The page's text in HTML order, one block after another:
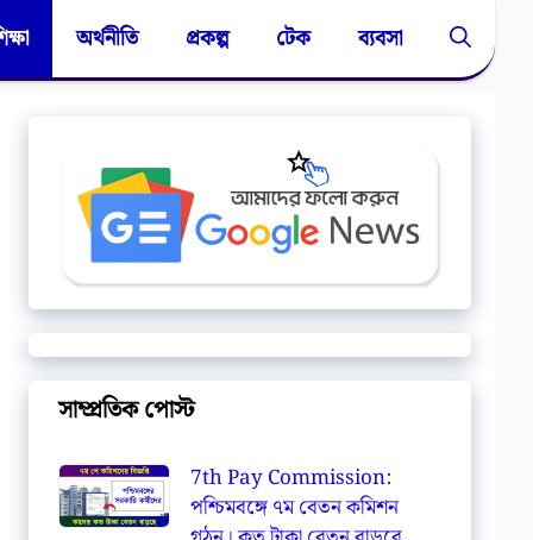
অর্থনীতি প্রকল্প টেক ব্যবসা
সাম্প্রতিক পোস্ট
7th Pay Commission:
পশ্চিমবঙ্গে ৭ম বেতন কমিশন